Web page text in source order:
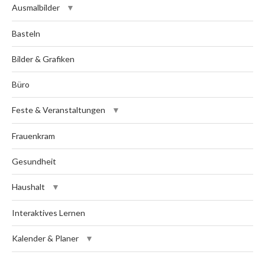
Ausmalbilder
Basteln
Bilder & Grafiken
Büro
Feste & Veranstaltungen
Frauenkram
Gesundheit
Haushalt
Interaktives Lernen
Kalender & Planer